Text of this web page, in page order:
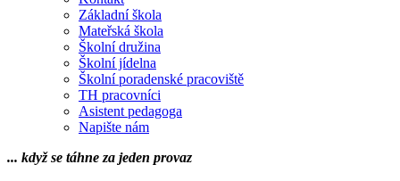
Základní škola
Mateřská škola
Školní družina
Školní jídelna
Školní poradenské pracoviště
TH pracovníci
Asistent pedagoga
Napište nám
... když se táhne za jeden provaz